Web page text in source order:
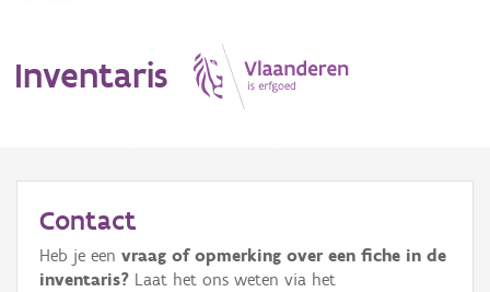
Inventaris
Erfgoedobject
Contact
Heb je een vraag of opmerking over een fiche in de
inventaris? Laat het ons weten via het